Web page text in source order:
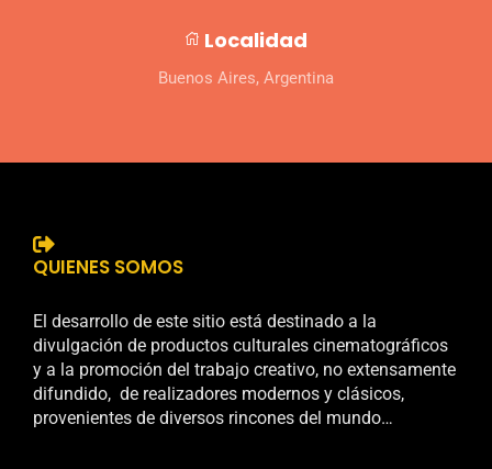
Localidad
Buenos Aires, Argentina
QUIENES SOMOS
El desarrollo de este sitio está destinado a la
divulgación de productos culturales cinematográficos
y a la promoción del trabajo creativo, no extensamente
difundido, de realizadores modernos y clásicos,
provenientes de diversos rincones del mundo…